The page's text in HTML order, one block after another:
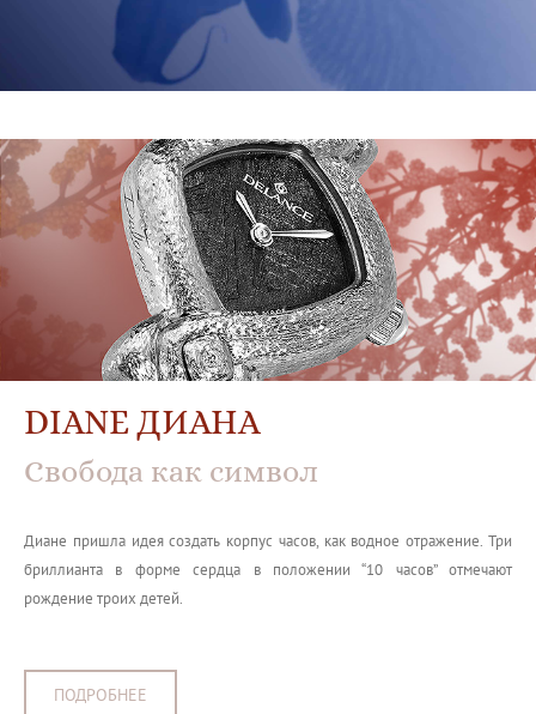
DIANE ДИАНА
Свобода как символ
Диане пришла идея создать корпус часов, как водное отражение. Три
бриллианта в форме сердца в положении “10 часов” отмечают
рождение троих детей.
ПОДРОБНЕЕ